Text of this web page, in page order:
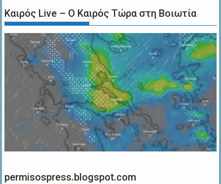
Καιρός Live – Ο Καιρός Τώρα στη Βοιωτία
permisospress.blogspot.com